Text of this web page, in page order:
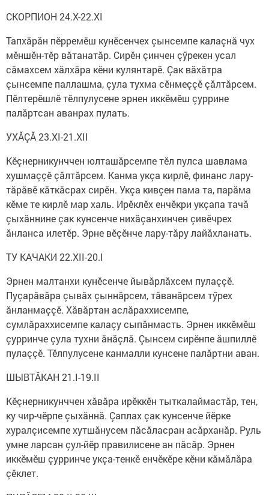
СКОРПИОН 24.X-22.XI
Тапхăрăн пӗрремӗш кунӗсенчех çынсемпе калаçнă чух
мӗншӗн-тӗр вăтанатăр. Сирӗн çинчен çӳрекен усал
сăмахсем хăлхăра кӗни кулянтарӗ. Çак вăхăтра
çынсемпе паллашма, çула тухма сӗнмеççӗ çăлтăрсем.
Пӗлтерӗшлӗ тӗлпулусене эрнен иккӗмӗш çуррине
палăртсан аванрах пулать.
УХĂÇĂ 23.XI-21.XII
Кӗçнерникунччен юлташăрсемпе тӗл пулса шавлама
хушмаççӗ çăлтăрсем. Канма укçа кирлӗ, финанс лару-
тăрăвӗ кăткăсрах сирӗн. Укçа кивçен пама та, парăма
кӗме те кирлӗ мар халь. Ирӗклӗх енчӗкри укçапа тачă
çыхăннине çак кунсенче нихăçанхинчен çивӗчрех
ăнланса илетӗр. Эрне вӗçӗнче лару-тăру лайăхланать.
ТУ КАЧАКИ 22.XII-20.I
Эрнен малтанхи кунӗсенче йывăрлăхсем пулаççӗ.
Пуçарăвăра çывăх çыннăрсем, тăванăрсем тӳрех
ăнланмаççӗ. Хăвăртан аслăраххисемпе,
сумлăраххисемпе калаçу сыпăнмасть. Эрнен иккӗмӗш
çурринче çула тухни ăнăçлă. Çынсем сирӗнпе ăшпиллӗ
пулаççӗ. Тӗлпулусене канмалли кунсене палăртни аван.
ШЫВТĂКАН 21.I-19.II
Кӗçнерникунччен хăвăра ирӗккӗн тыткалаймастăр, тен,
ку чир-чӗрпе çыхăннă. Çаплах çак кунсенче йӗрке
хуралçисемпе хутшăнусем пăсăласран асăрханăр. Руль
умне ларсан çул-йӗр правилисене ан пăсăр. Эрнен
иккӗмӗш çурринче укçа-тенкӗ енчӗкӗре кӗни кăмăлăра
çӗклет.